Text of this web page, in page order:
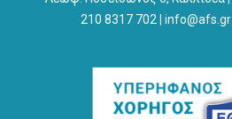
210 8317 702 | info@afs.gr